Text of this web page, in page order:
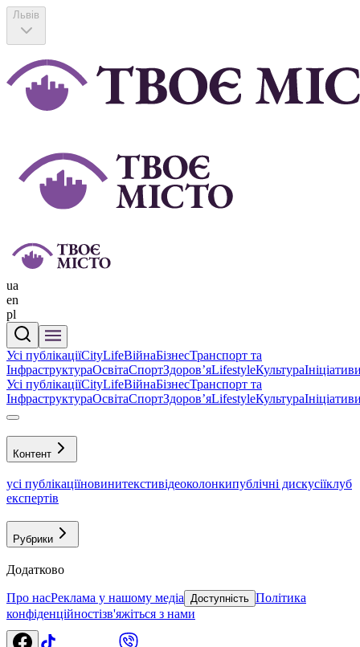
Львів
ua
en
pl
Усі публікаціїCityLifeВійнаБізнесТранспорт та
ІнфраструктураОсвітаСпортЗдоровʼяLifestyleКультура
Усі публікаціїCityLifeВійнаБізнесТранспорт та
ІнфраструктураОсвітаСпортЗдоровʼяLifestyleКультура
Контент
усі публікаціїновинитекстивідеоколонкипублічні дискусіїклуб
експертів
Рубрики
Додатково
Про насРеклама у нашому медіа Доступність Політика
конфіденційностізв'яжіться з нами